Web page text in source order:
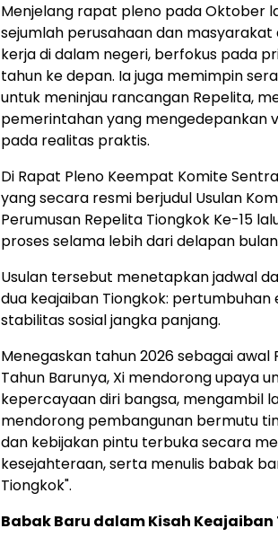
Menjelang rapat pleno pada Oktober
sejumlah perusahaan dan
kerja di dalam negeri, berfokus pada
tahun ke depan. Ia juga memimpin
untuk meninjau rancangan Repelita,
pemerintahan yang mengedepankan
pada realitas praktis.
Di Rapat Pleno Keempat Komite
yang secara resmi berjudul Usulan
Perumusan Repelita Tiongkok Ke-15
proses selama lebih dari delapan
Usulan tersebut menetapkan jadwal
dua keajaiban Tiongkok:
stabilitas sosial jangka panjang.
Menegaskan tahun 2026 sebagai awal
Tahun Barunya, Xi mendorong upaya
kepercayaan diri bangsa, mengambil
mendorong pembangunan bermutu
dan kebijakan pintu terbuka secara
kesejahteraan, serta menulis babak
Tiongkok".
Babak Baru dalam Kisah